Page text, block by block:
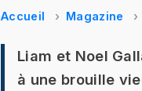
Accueil Magazine
Liam et Noel
à une brouille